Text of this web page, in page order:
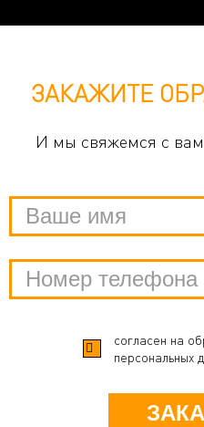
ЗАКАЖИТЕ
И мы свяжемся с
согласен на
персональных